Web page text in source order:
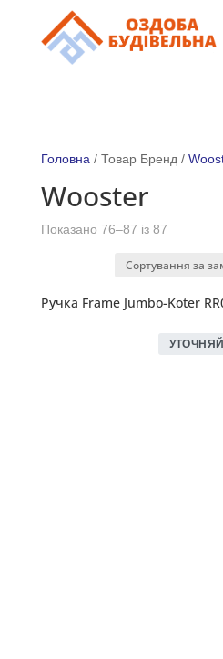
⚡
Головна / Товар Бренд /
Wooster
Показано 76–87 із 87
Ручка Frame Jumbo-Koter